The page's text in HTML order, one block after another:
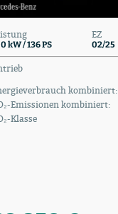
kW / 136 PS
EZ
02/25
kombiniert:
Emissionen kombiniert:
Klasse